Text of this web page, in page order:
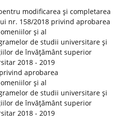
modificarea şi completarea
nr. 158/2018 privind aprobarea
şi al
de studii universitare şi
de învăţământ superior
2018 - 2019
aprobarea
şi al
de studii universitare şi
de învăţământ superior
2018 - 2019